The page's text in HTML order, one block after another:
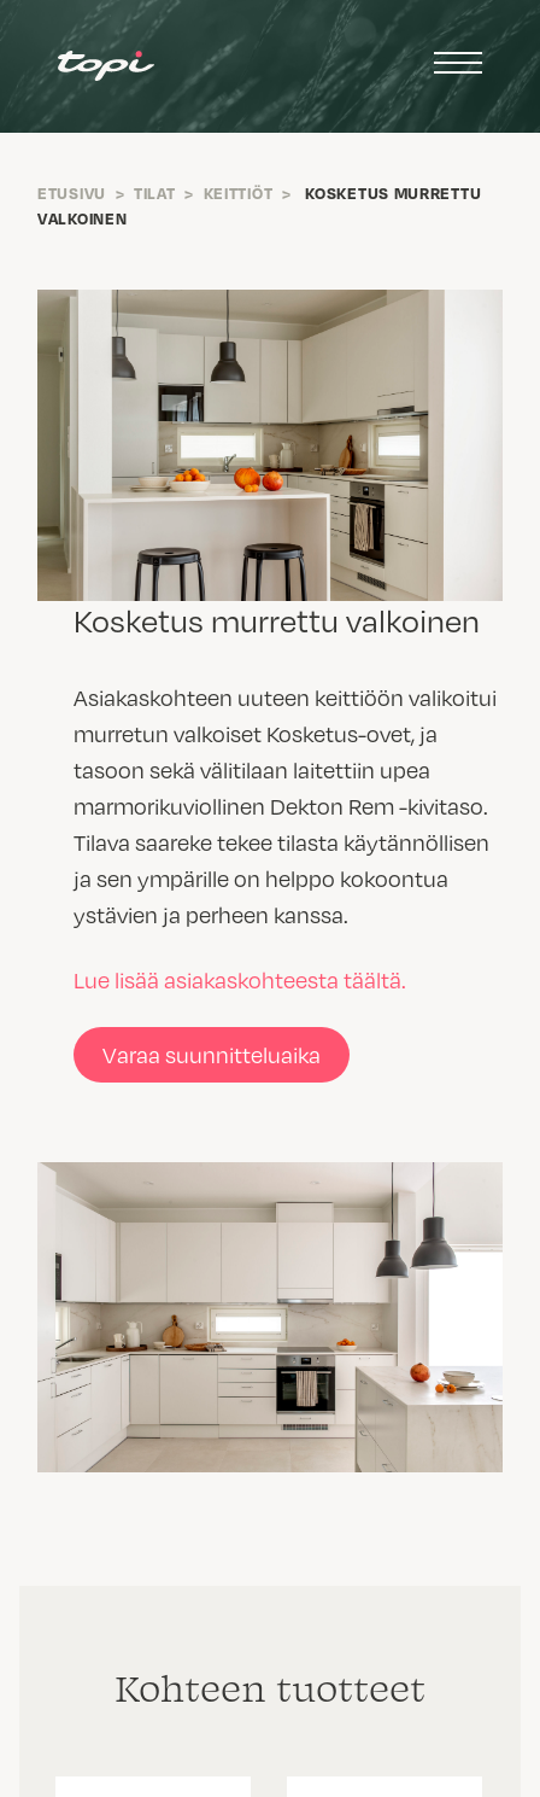
ETUSIVU > TILAT > KEITTIÖT >
KOSKETUS MURRETTU
VALKOINEN
Kosketus murrettu valkoinen
Asiakaskohteen uuteen keittiöön valikoitui
murretun valkoiset Kosketus-ovet, ja
tasoon sekä välitilaan laitettiin upea
marmorikuviollinen Dekton Rem -kivitaso.
Tilava saareke tekee tilasta käytännöllisen
ja sen ympärille on helppo kokoontua
ystävien ja perheen kanssa.
Lue lisää asiakaskohteesta täältä.
Varaa suunnitteluaika
Kohteen tuotteet